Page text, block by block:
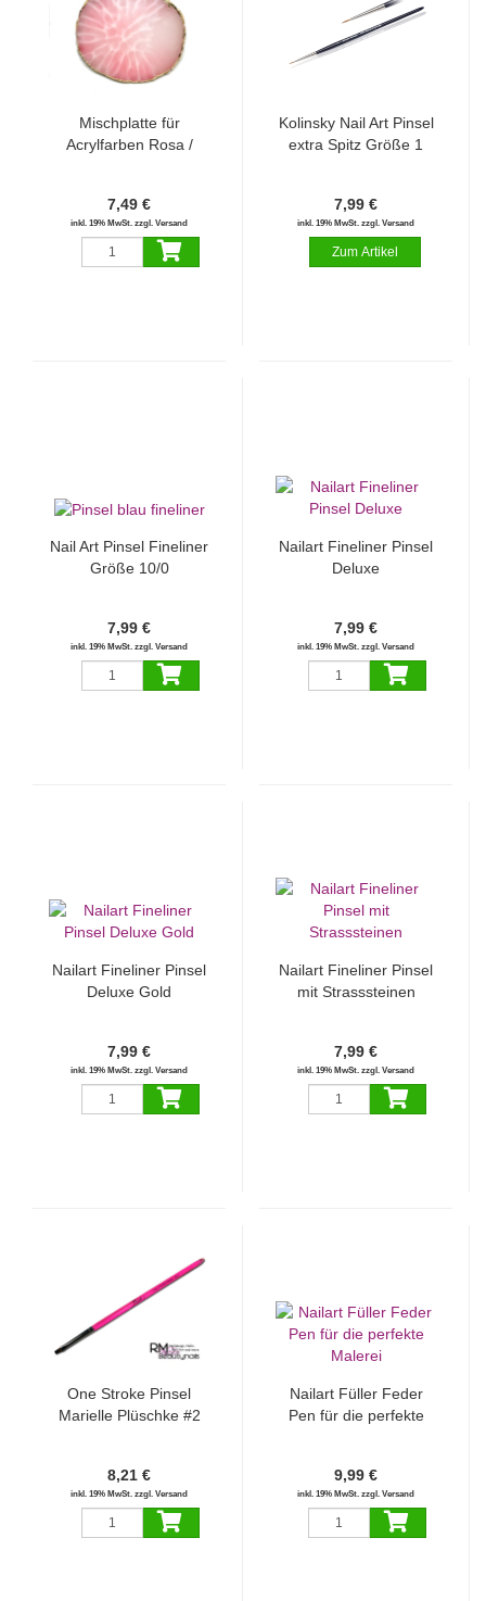
Mischplatte für
Acrylfarben Rosa /
7,49 €
inkl. 19% MwSt. zzgl. Versand
Kolinsky Nail Art Pinsel
extra Spitz Größe 1
7,99 €
inkl. 19% MwSt. zzgl. Versand
Nail Art Pinsel Fineliner
Größe 10/0
7,99 €
inkl. 19% MwSt. zzgl. Versand
Nailart Fineliner Pinsel
Deluxe
7,99 €
inkl. 19% MwSt. zzgl. Versand
Nailart Fineliner Pinsel
Deluxe Gold
7,99 €
inkl. 19% MwSt. zzgl. Versand
Nailart Fineliner Pinsel
mit Strasssteinen
7,99 €
inkl. 19% MwSt. zzgl. Versand
One Stroke Pinsel
Marielle Plüschke #2
8,21 €
inkl. 19% MwSt. zzgl. Versand
Nailart Füller Feder
Pen für die perfekte
9,99 €
inkl. 19% MwSt. zzgl. Versand